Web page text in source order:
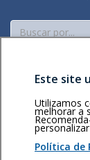
Buscar
Área restrita
privacidade
de cookies
Este site
Utilizamos
melhorar a
Política de